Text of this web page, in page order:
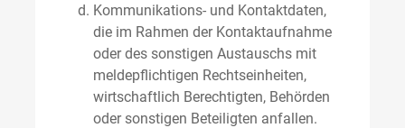
Kommunikations- und Kontaktdaten,
die im Rahmen der Kontaktaufnahme
oder des sonstigen Austauschs mit
meldepflichtigen Rechtseinheiten,
wirtschaftlich Berechtigten, Behörden
oder sonstigen Beteiligten anfallen.